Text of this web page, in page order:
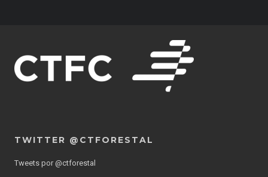
TWITTER @CTFORESTAL
Tweets por @ctforestal